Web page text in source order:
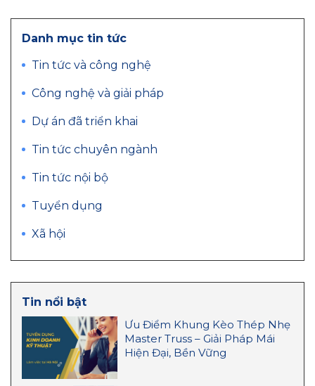
Danh mục tin tức
Tin tức và công nghệ
Công nghệ và giải pháp
Dự án đã triển khai
Tin tức chuyên ngành
Tin tức nội bộ
Tuyển dụng
Xã hội
Tin nổi bật
Ưu Điểm Khung Kèo Thép Nhẹ
Master Truss – Giải Pháp Mái
Hiện Đại, Bền Vững